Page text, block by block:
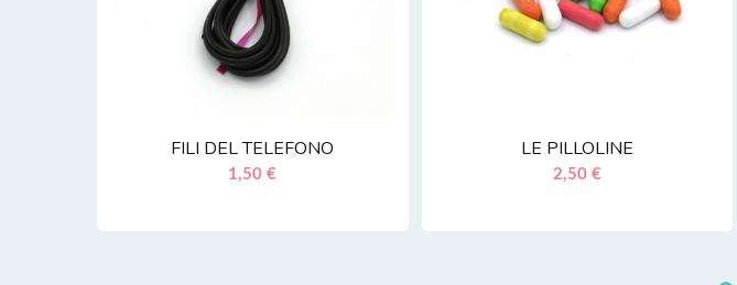
FILI DEL TELEFONO
1,50 €
LE PILLOLINE
2,50 €